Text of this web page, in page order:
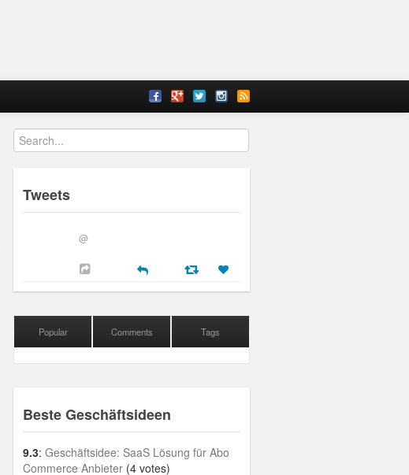
Tweets
@
Popular Comments Tags
Beste Geschäftsideen
9.3: Geschäftsidee: SaaS Lösung für Abo
Commerce Anbieter (4 votes)